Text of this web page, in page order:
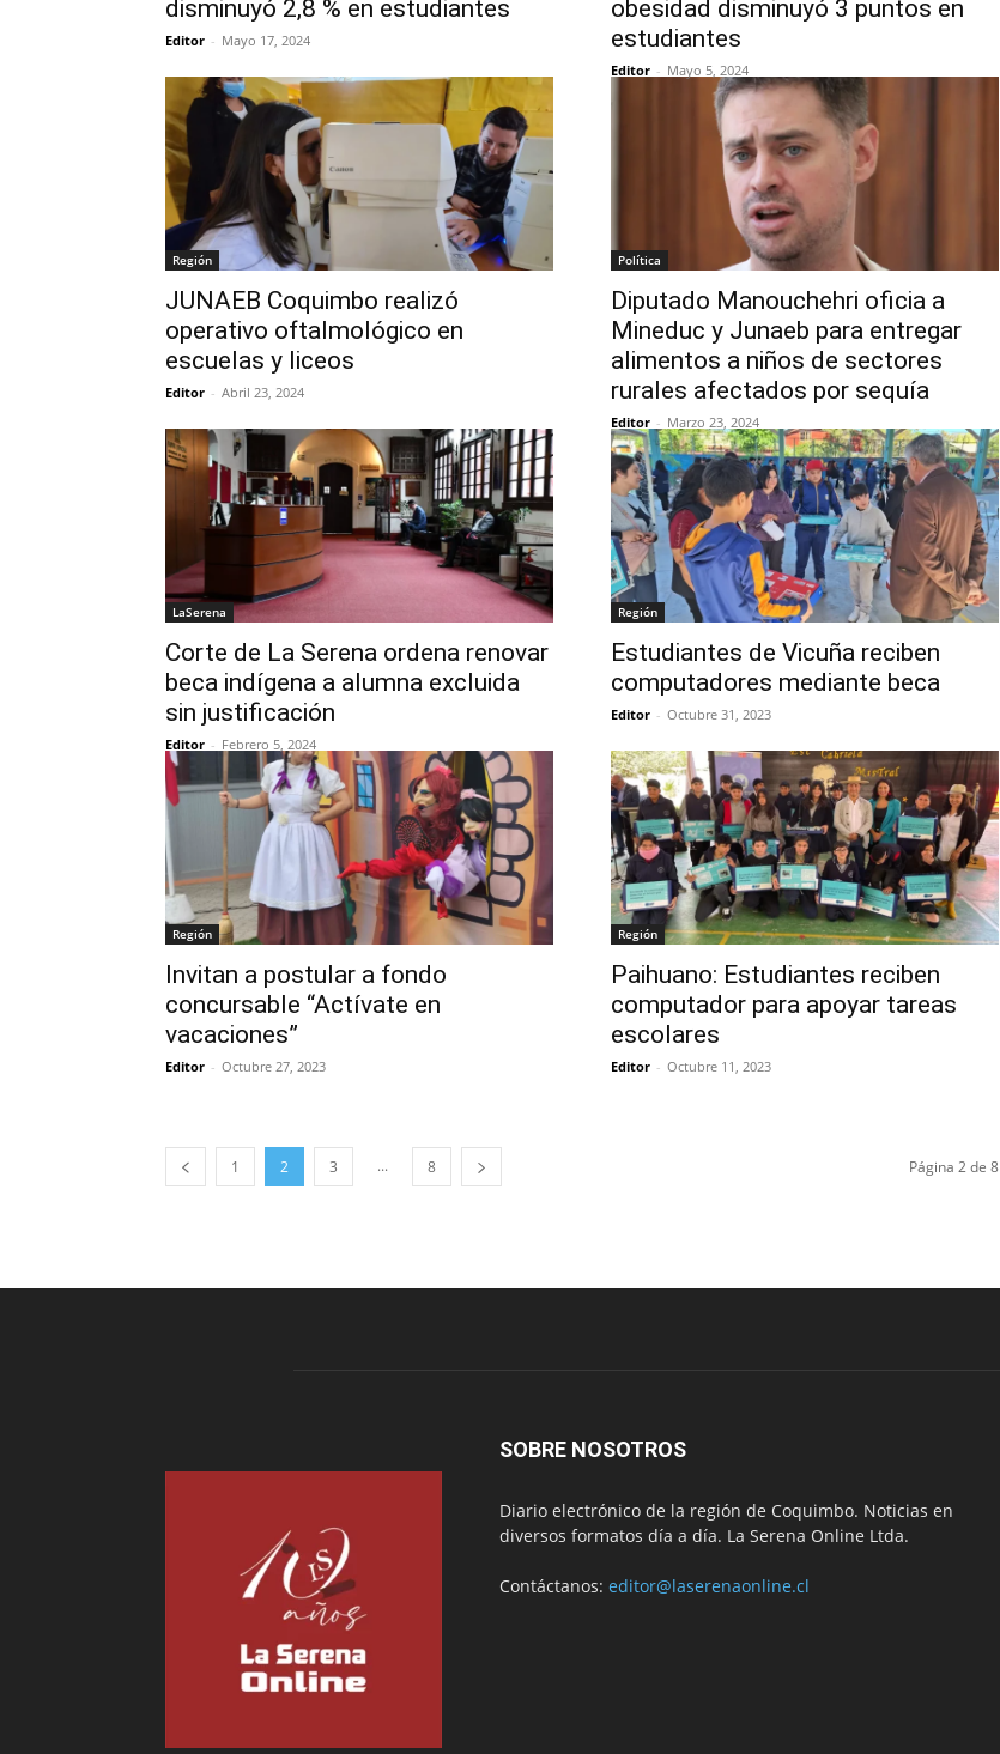
disminuyó 2,8 % en estudiantes
Editor - Mayo 17, 2024
obesidad disminuyó 3 puntos en
estudiantes
Editor - Mayo 5, 2024
Región
JUNAEB Coquimbo realizó
operativo oftalmológico en
escuelas y liceos
Editor - Abril 23, 2024
Política
Diputado Manouchehri oficia a
Mineduc y Junaeb para entregar
alimentos a niños de sectores
rurales afectados por sequía
Editor - Marzo 23, 2024
LaSerena
Corte de La Serena ordena renovar
beca indígena a alumna excluida
sin justificación
Editor - Febrero 5, 2024
Región
Estudiantes de Vicuña reciben
computadores mediante beca
Editor - Octubre 31, 2023
Región
Invitan a postular a fondo
concursable “Actívate en
vacaciones”
Editor - Octubre 27, 2023
Región
Paihuano: Estudiantes reciben
computador para apoyar tareas
escolares
Editor - Octubre 11, 2023
1 2 3 ... 8 Página 2 de 8
SOBRE NOSOTROS
Diario electrónico de la región de Coquimbo. Noticias en
diversos formatos día a día. La Serena Online Ltda.
Contáctanos: editor@laserenaonline.cl